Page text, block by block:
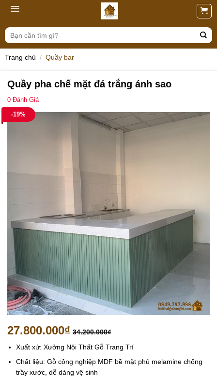
Skip
content
Tìm
kiếm:
Trang chủ / Quầy bar
Quầy pha chế mặt đá trắng ánh sao
0 Đánh Giá
-19%
27.800.000₫ 34.200.000₫
Xuất xứ: Xưởng Nội Thất Gỗ Trang Trí
Chất liệu: Gỗ công nghiệp MDF bề mặt phủ melamine chống
trầy xước, dễ dàng vệ sinh